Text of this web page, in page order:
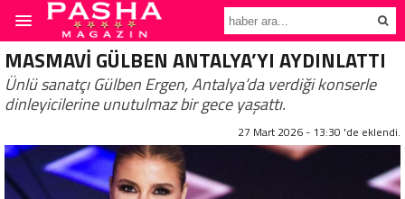
MASMAVİ GÜLBEN ANTALYA’YI AYDINLATTI
Ünlü sanatçı Gülben Ergen, Antalya’da verdiği konserle
dinleyicilerine unutulmaz bir gece yaşattı.
27 Mart 2026 - 13:30 'de eklendi.